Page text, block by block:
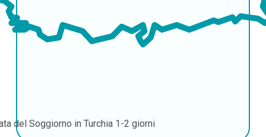
del Soggiorno in Turchia 1-2 giorni